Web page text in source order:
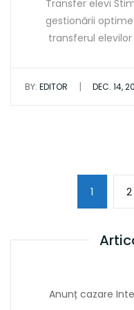
Transfer elevi
gestionării
transferul
BY: EDITOR | DEC. 14,
Page
1 2
Anunț cazare